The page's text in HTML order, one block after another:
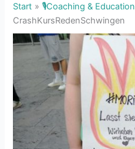
Start
🎙Coaching & Education
CrashKursRedenSchwingen